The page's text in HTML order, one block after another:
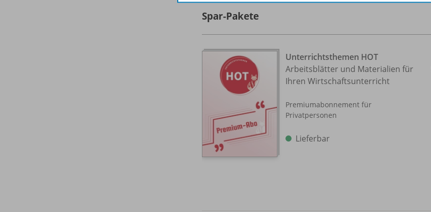
Spar-Pakete
Unterrichtsthemen HOT
Arbeitsblätter und Materialien für
Ihren Wirtschaftsunterricht
Premiumabonnement für
Privatpersonen
Lieferbar